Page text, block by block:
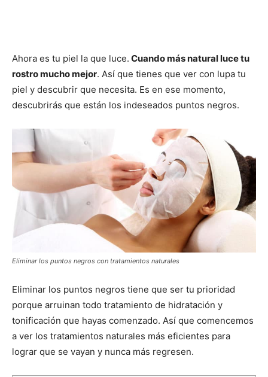
Ahora es tu piel la que luce. Cuando más natural luce tu
rostro mucho mejor. Así que tienes que ver con lupa tu
piel y descubrir que necesita. Es en ese momento,
descubrirás que están los indeseados puntos negros.
Eliminar los puntos negros con tratamientos naturales
Eliminar los puntos negros tiene que ser tu prioridad
porque arruinan todo tratamiento de hidratación y
tonificación que hayas comenzado. Así que comencemos
a ver los tratamientos naturales más eficientes para
lograr que se vayan y nunca más regresen.